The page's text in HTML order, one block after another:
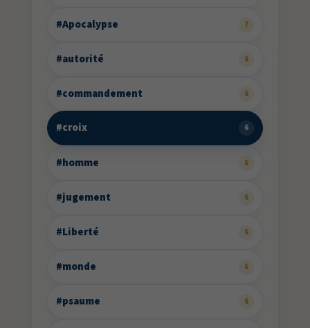
#Apocalypse 7
#autorité 6
#commandement 6
#croix 6
#homme 6
#jugement 6
#Liberté 6
#monde 6
#psaume 6